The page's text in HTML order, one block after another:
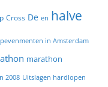
Cross De en halve
in Amsterdam
marathon
2008 Uitslagen hardlopen